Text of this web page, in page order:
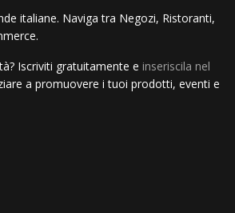
italiane. Naviga tra Negozi, Ristoranti,
Iscriviti gratuitamente e inseriscila nel
a promuovere i tuoi prodotti, eventi e